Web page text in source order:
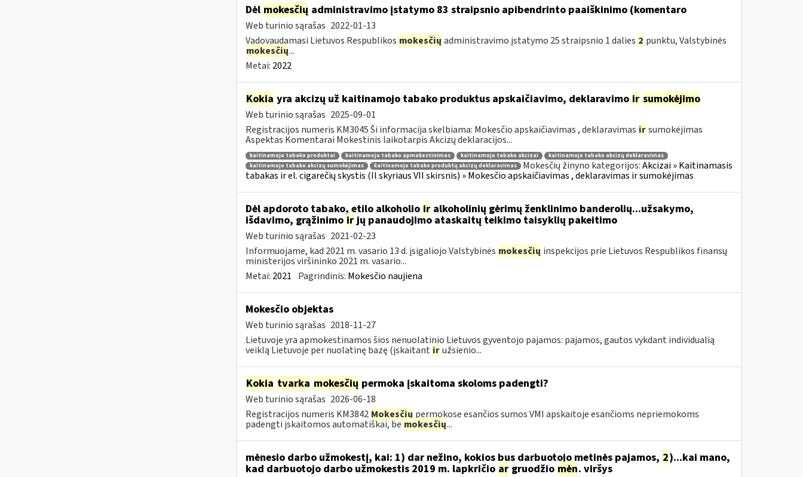
Dėl mokesčių administravimo įstatymo 83 straipsnio apibendrinto paaiškinimo (komentaro
Web turinio sąrašas 2022-01-13
Vadovaudamasi Lietuvos Respublikos mokesčių administravimo įstatymo 25 straipsnio 1 dalies 2 punktu, Valstybinės
mokesčių...
Metai: 2022
Kokia yra akcizų už kaitinamojo tabako produktus apskaičiavimo, deklaravimo ir sumokėjimo
Web turinio sąrašas 2025-09-01
Registracijos numeris KM3045 Ši informacija skelbiama: Mokesčio apskaičiavimas , deklaravimas ir sumokėjimas
Aspektas Komentarai Mokestinis laikotarpis Akcizų deklaracijos...
kaitinamojo tabako produktai kaitinamojo tabako apmokestinimas kaitinamojo tabako akcizai
kaitinamojo tabako akcizų deklaravimas
kaitinamojo tabako akcizų sumokėjimas
kaitinamojo tabako produktų akcizų deklaravimas Mokesčių žinyno kategorijos:Akcizai » Kaitinamasis
tabakas ir el. cigarečių skystis (II skyriaus VII skirsnis) » Mokesčio apskaičiavimas , deklaravimas ir sumokėjimas
Dėl apdoroto tabako, etilo alkoholio iralkoholinių gėrimų ženklinimo banderolių...užsakymo,
išdavimo, grąžinimo irjų panaudojimo ataskaitų teikimo taisyklių pakeitimo
Web turinio sąrašas 2021-02-23
Informuojame, kad 2021 m. vasario 13 d. įsigaliojo Valstybinės mokesčių inspekcijos prie Lietuvos Respublikos finansų
ministerijos viršininko 2021 m. vasario...
Metai: 2021 Pagrindinis: Mokesčio naujiena
Mokesčio objektas
Web turinio sąrašas 2018-11-27
Lietuvoje yra apmokestinamos šios nenuolatinio Lietuvos gyventojo pajamos: pajamos, gautos vykdant individualią
veiklą Lietuvoje per nuolatinę bazę (įskaitant ir užsienio...
Kokia tvarka mokesčių permoka įskaitoma skoloms padengti?
Web turinio sąrašas 2026-06-18
Registracijos numeris KM3842 Mokesčių permokose esančios sumos VMI apskaitoje esančioms nepriemokoms
padengti įskaitomos automatiškai, bemokesčių...
mėnesio darbo užmokestį, kai: 1) dar nežino, kokios bus darbuotojo metinės pajamos, 2)...kai mano,
kad darbuotojo darbo užmokestis 2019 m. lapkričio argruodžio mėn. viršys